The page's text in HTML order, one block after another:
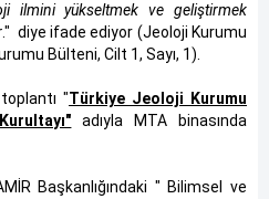
ilmini yükseltmek ve geliştirmek
." diye ifade ediyor (Jeoloji Kurumu
Bülteni, Cilt 1, Sayı, 1).
"Türkiye Jeoloji Kurumu
adıyla MTA binasında
Başkanlığındaki " Bilimsel ve